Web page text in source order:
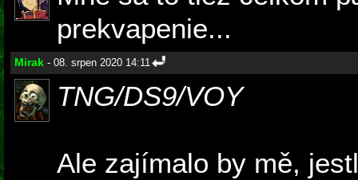
prekvapenie...
Mirak - 08. srpen 2020 14:11
TNG/DS9/VOY
Ale zajímalo by mě,